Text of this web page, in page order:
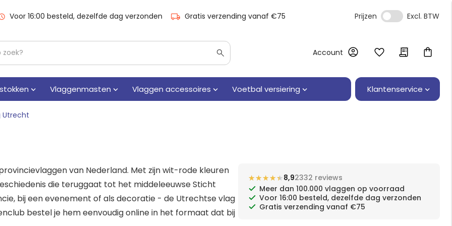
Voor 16:00 besteld, dezelfde dag verzonden Gratis verzending vanaf €75 Prijzen
Account
Vlaggenmasten Vlaggen accessoires Voetbal versiering Klantenservice
Utrecht
van Nederland. Met zijn wit-rode kleuren
die teruggaat tot het middeleeuwse Sticht
bij een evenement of als decoratie - de Utrechtse vlag
bestel je hem eenvoudig online in het formaat dat bij
★★★★★
★★★★★8,92332 reviews
Meer dan 100.000 vlaggen op voorraad
Voor 16:00 besteld, dezelfde dag verzonden
Gratis verzending vanaf €75